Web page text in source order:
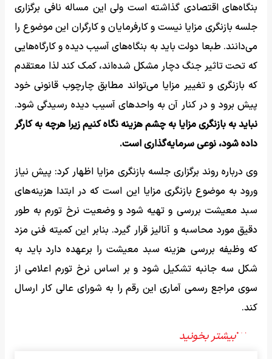
بنگاه‌های اقتصادی گذاشته است ولی این مساله نافی برگزاری
جلسه بازنگری مزایا نیست و کارفرمایان و کارگران این موضوع را
می‌دانند. طبعا دولت باید به بنگاه‌های آسیب دیده و کارگاه‌هایی
که تحت تاثیر جنگ دچار مشکل شده‌اند، کمک کند لذا معتقدم
که بازنگری و تغییر مزایا می‌تواند مطابق چارچوب قانونی خود
پیش برود و در کنار آن به واحدهای آسیب دیده رسیدگی شود.
نباید به بازنگری مزایا به چشم هزینه نگاه کنیم زیرا هرچه به کارگر
داده شود، نوعی سرمایه‌گذاری است.
وی درباره روند برگزاری جلسه بازنگری مزایا اظهار کرد: پیش نیاز
ورود به موضوع بازنگری مزایا این است که در ابتدا هزینه‌های
سبد معیشت بررسی و تهیه شود و وضعیت نرخ تورم به طور
دقیق مورد محاسبه و آنالیز قرار گیرد. بنابر این کمیته فنی مزد
که وظیفه بررسی هزینه سبد معیشت را برعهده دارد باید به
شکل سه جانبه تشکیل شود و بر اساس نرخ تورم اعلامی از
سوی مراجع رسمی آماری این رقم را به شورای عالی کار ارسال
کند.